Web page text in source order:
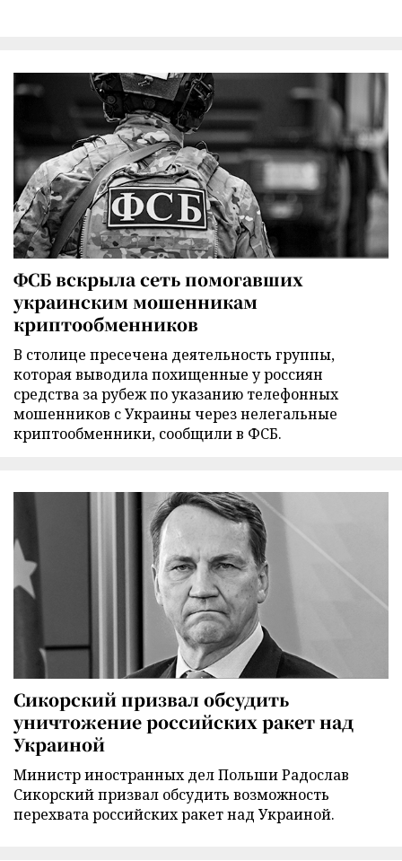
ФСБ вскрыла сеть помогавших
украинским мошенникам
криптообменников
В столице пресечена деятельность группы,
которая выводила похищенные у россиян
средства за рубеж по указанию телефонных
мошенников с Украины через нелегальные
криптообменники, сообщили в ФСБ.
Сикорский призвал обсудить
уничтожение российских ракет над
Украиной
Министр иностранных дел Польши Радослав
Сикорский призвал обсудить возможность
перехвата российских ракет над Украиной.